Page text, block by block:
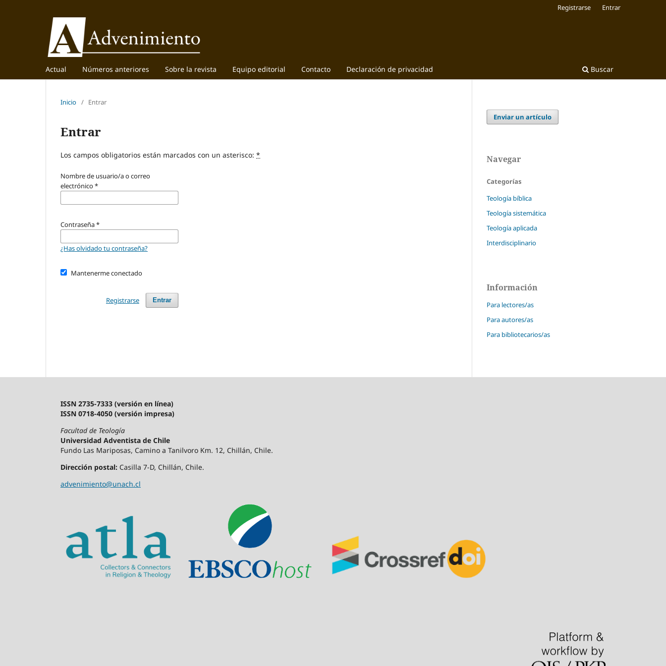
Actual Números anteriores Sobre la revista Equipo editorial Contacto Declaración de privacidad Buscar
Registrarse Entrar
Inicio / Entrar
Entrar
Los campos obligatorios están marcados con un asterisco: *
Nombre de usuario/a o correo
electrónico*
Contraseña*
¿Has olvidado tu contraseña?
Mantenerme conectado
Entrar
Registrarse
Enviar un artículo
Navegar
Categorías
Teología bíblica
Teología sistemática
Teología aplicada
Interdisciplinario
Información
Para lectores/as
Para autores/as
Para bibliotecarios/as
ISSN 2735-7333 (versión en línea)
ISSN 0718-4050 (versión impresa)
Facultad de Teología
Universidad Adventista de Chile
Fundo Las Mariposas, Camino a Tanilvoro Km. 12, Chillán, Chile.
Dirección postal: Casilla 7-D, Chillán, Chile.
advenimiento@unach.cl